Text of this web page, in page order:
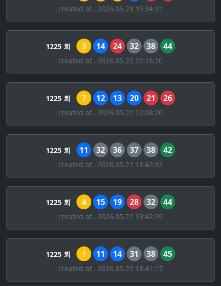
created at . 2026.05.23 15:34:31
1225 회 3 14 24 32 38 44
created at . 2026.05.22 22:18:20
1225 회 7 12 13 20 21 26
created at . 2026.05.22 22:08:20
1225 회 11 32 36 37 38 42
created at . 2026.05.22 13:42:32
1225 회 4 15 19 28 32 44
created at . 2026.05.22 13:42:29
1225 회 1 11 14 31 38 45
created at . 2026.05.22 13:41:17